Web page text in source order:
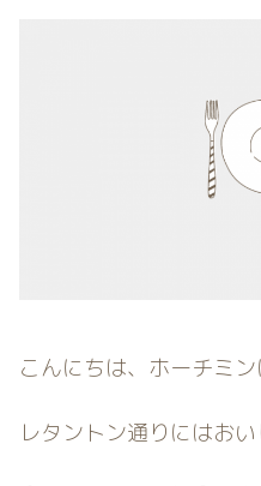
こんにちは、ホーチミン
レタントン通りにはお